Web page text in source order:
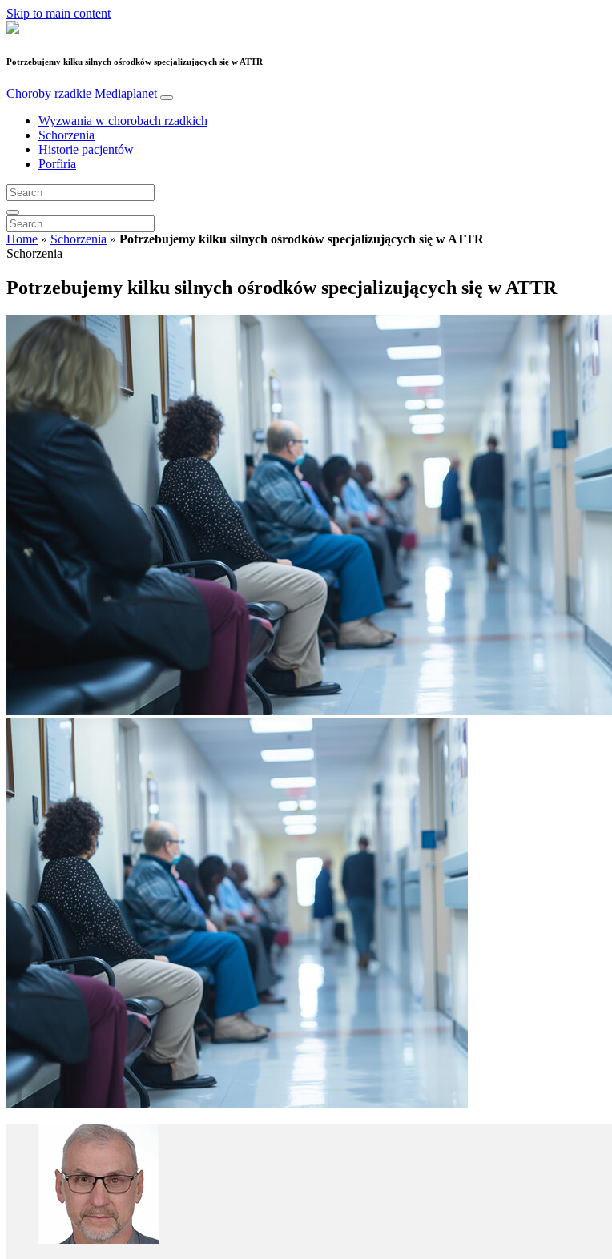
Skip to main content
Potrzebujemy kilku silnych ośrodków specjalizujących się w ATTR
Choroby rzadkie Mediaplanet
Wyzwania w chorobach rzadkich
Schorzenia
Historie pacjentów
Porfiria
Home » Schorzenia » Potrzebujemy kilku silnych ośrodków specjalizujących się w ATTR
Schorzenia
Potrzebujemy kilku silnych ośrodków specjalizujących się w ATTR